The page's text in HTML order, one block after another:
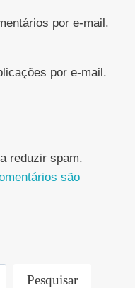
por e-mail.
por e-mail.
reduzir spam.
são
Pesquisar